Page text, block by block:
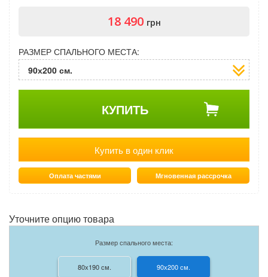
18 490 грн
РАЗМЕР СПАЛЬНОГО МЕСТА:
90х200 см.
КУПИТЬ
Купить в один клик
Оплата частями Мгновенная рассрочка
Уточните опцию товара
Размер спального места:
80х190 см. 90х200 см.